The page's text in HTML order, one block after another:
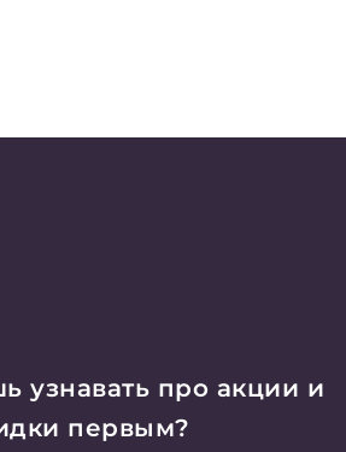
узнавать про акции и
первым?